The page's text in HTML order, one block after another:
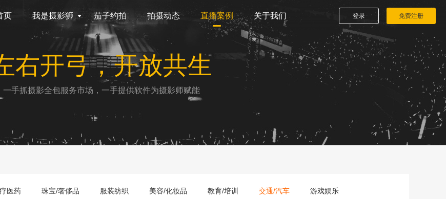
页 我是摄影狮 茄子约拍 拍摄动态 直播案例 关于我们 登录 免费注册
右开弓，开放共生
一手抓摄影全包服务市场，一手提供软件为摄影师赋能
医药 珠宝/奢侈品 服装纺织 美容/化妆品 教育/培训 交通/汽车 游戏娱乐